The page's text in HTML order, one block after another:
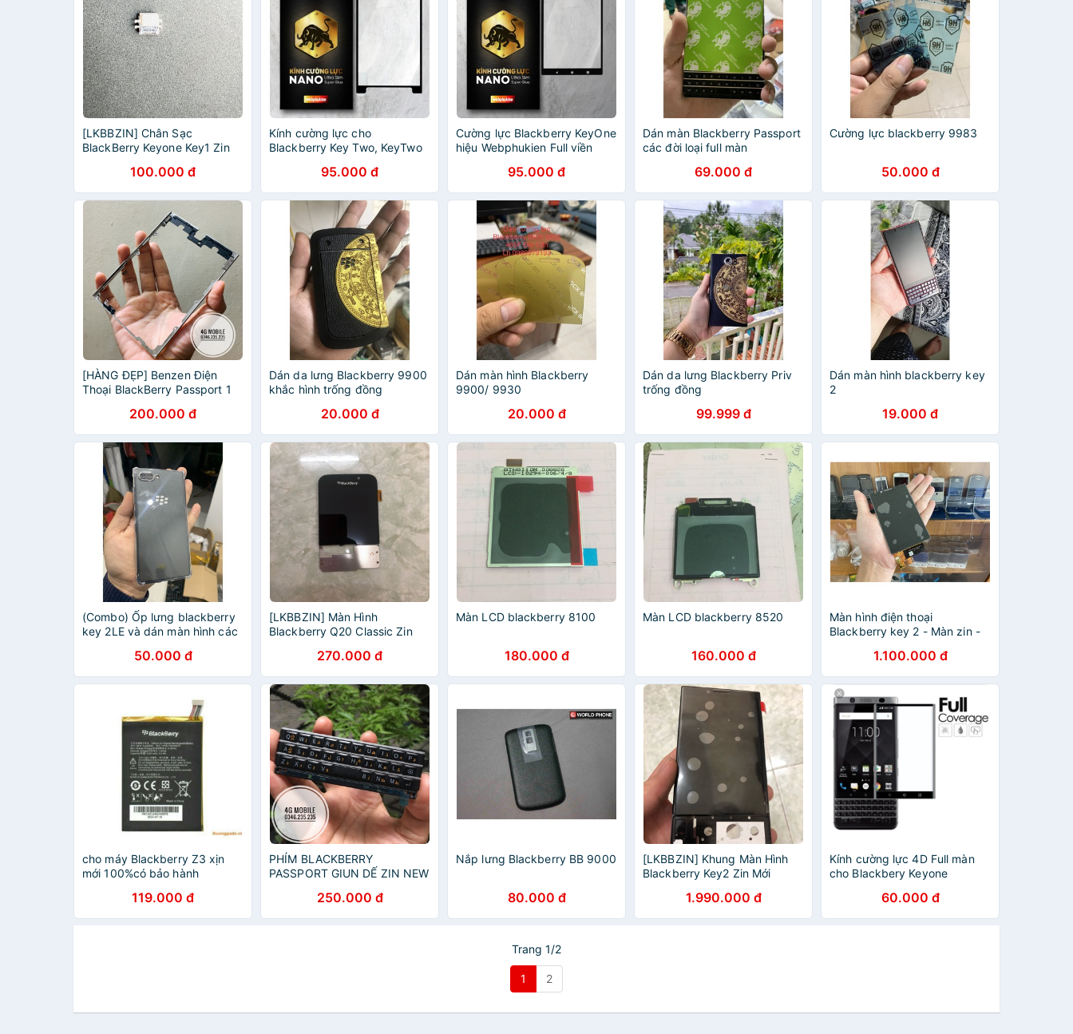
[LKBBZIN] Chân Sạc
BlackBerry Keyone Key1 Zin
100.000 đ
Kính cường lực cho
Blackberry Key Two, KeyTwo
95.000 đ
Cường lực Blackberry KeyOne
hiệu Webphukien Full viền
95.000 đ
Dán màn Blackberry Passport
các đời loại full màn
69.000 đ
Cường lực blackberry 9983
50.000 đ
[HÀNG ĐẸP] Benzen Điện
Thoại BlackBerry Passport 1
200.000 đ
Dán da lưng Blackberry 9900
khắc hình trống đồng
20.000 đ
Dán màn hình Blackberry
9900/ 9930
20.000 đ
Dán da lưng Blackberry Priv
trống đồng
99.999 đ
Dán màn hình blackberry key
2
19.000 đ
(Combo) Ốp lưng blackberry
key 2LE và dán màn hình các
50.000 đ
[LKBBZIN] Màn Hình
Blackberry Q20 Classic Zin
270.000 đ
Màn LCD blackberry 8100
180.000 đ
Màn LCD blackberry 8520
160.000 đ
Màn hình điện thoại
Blackberry key 2 - Màn zin -
1.100.000 đ
cho máy Blackberry Z3 xịn
mới 100%có bảo hành
119.000 đ
PHÍM BLACKBERRY
PASSPORT GIUN DẾ ZIN NEW
250.000 đ
Nắp lưng Blackberry BB 9000
80.000 đ
[LKBBZIN] Khung Màn Hình
Blackberry Key2 Zin Mới
1.990.000 đ
Kính cường lực 4D Full màn
cho Blackbery Keyone
60.000 đ
Trang 1/2
1 2